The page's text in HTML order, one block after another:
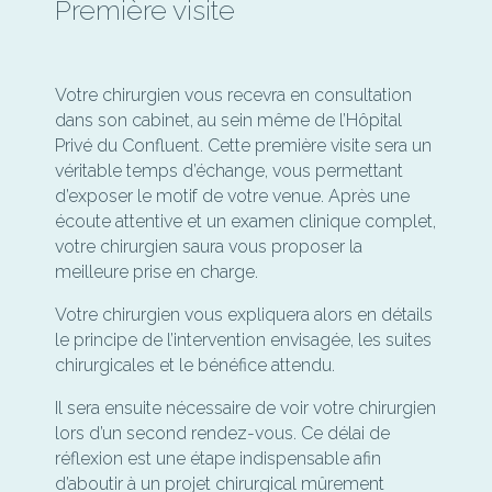
Première visite
Votre chirurgien vous recevra en consultation
dans son cabinet, au sein même de l’Hôpital
Privé du Confluent. Cette première visite sera un
véritable temps d’échange, vous permettant
d’exposer le motif de votre venue. Après une
écoute attentive et un examen clinique complet,
votre chirurgien saura vous proposer la
meilleure prise en charge.
Votre chirurgien vous expliquera alors en détails
le principe de l’intervention envisagée, les suites
chirurgicales et le bénéfice attendu.
Il sera ensuite nécessaire de voir votre chirurgien
lors d’un second rendez-vous. Ce délai de
réflexion est une étape indispensable afin
d’aboutir à un projet chirurgical mûrement